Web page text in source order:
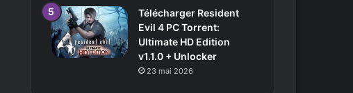
Télécharger Resident
Evil 4 PC Torrent:
Ultimate HD Edition
v1.1.0 + Unlocker
23 mai 2026